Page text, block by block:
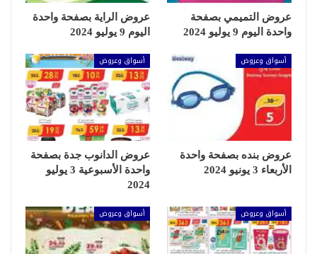
عروض التميمي بصفحة
واحدة اليوم 9 يوليو 2024
عروض الراية بصفحة واحدة
اليوم 9 يوليو 2024
أسواق وعروض
عروض بنده بصفحة واحدة
الأربعاء 3 يونيو 2024
أسواق وعروض
عروض الدانوب جدة بصفحة
واحدة الأسبوعية 3 يوليو
2024
أسواق وعروض أسواق وعروض